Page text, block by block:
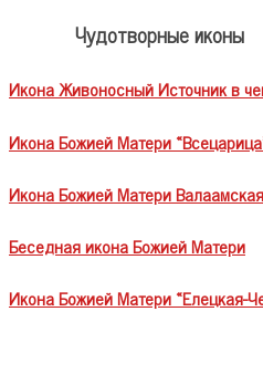
Чудотворные иконы
Икона Живоносный Источник в
Икона Божией Матери
Икона Божией Матери Валаамская
Беседная икона Божией Матери
Икона Божией Матери «Елецкая-